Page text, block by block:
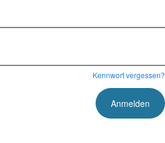
Kennwort vergessen?